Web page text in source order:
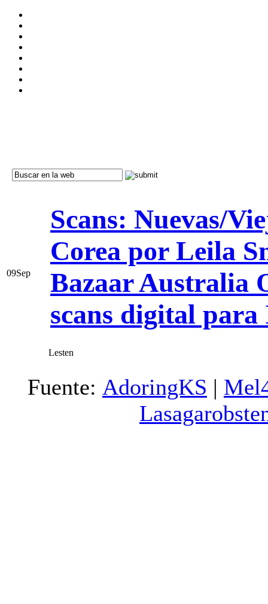
09Sep
Scans: Nuevas/
Corea por Leila
Bazaar Australia
scans digital para
Lesten
Fuente: AdoringKS |